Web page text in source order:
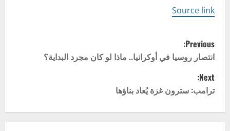
Source link
P
o
s
Previous:
انتصار روسيا في أوكرانيا.. ماذا لو كان مجرد البداية؟
Next:
ترامب: سترون غزة يُعاد بناؤها